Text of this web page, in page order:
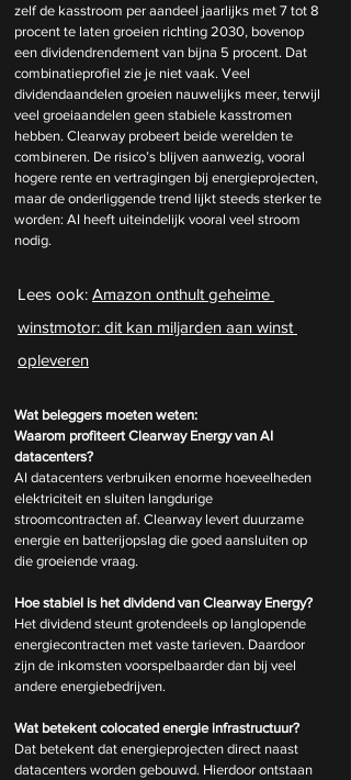
zelf de kasstroom per aandeel jaarlijks met 7 tot 8
procent te laten groeien richting 2030, bovenop
een dividendrendement van bijna 5 procent. Dat
combinatieprofiel zie je niet vaak. Veel
dividendaandelen groeien nauwelijks meer, terwijl
veel groeiaandelen geen stabiele kasstromen
hebben. Clearway probeert beide werelden te
combineren. De risico’s blijven aanwezig, vooral
hogere rente en vertragingen bij energieprojecten,
maar de onderliggende trend lijkt steeds sterker te
worden: AI heeft uiteindelijk vooral veel stroom
nodig.
Lees ook: Amazon onthult geheime
winstmotor: dit kan miljarden aan winst
opleveren
Wat beleggers moeten weten:
Waarom profiteert Clearway Energy van AI
datacenters?
AI datacenters verbruiken enorme hoeveelheden
elektriciteit en sluiten langdurige
stroomcontracten af. Clearway levert duurzame
energie en batterijopslag die goed aansluiten op
die groeiende vraag.
Hoe stabiel is het dividend van Clearway Energy?
Het dividend steunt grotendeels op langlopende
energiecontracten met vaste tarieven. Daardoor
zijn de inkomsten voorspelbaarder dan bij veel
andere energiebedrijven.
Wat betekent colocated energie infrastructuur?
Dat betekent dat energieprojecten direct naast
datacenters worden gebouwd. Hierdoor ontstaan